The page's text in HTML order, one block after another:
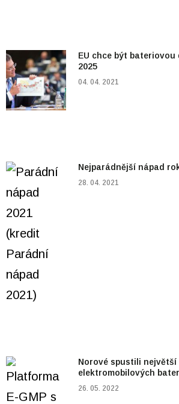
EU chce být
2025
04. 04. 2021
Nejparádnější nápad
28. 04. 2021
Norové spustili
elektromobilových
26. 05. 2022